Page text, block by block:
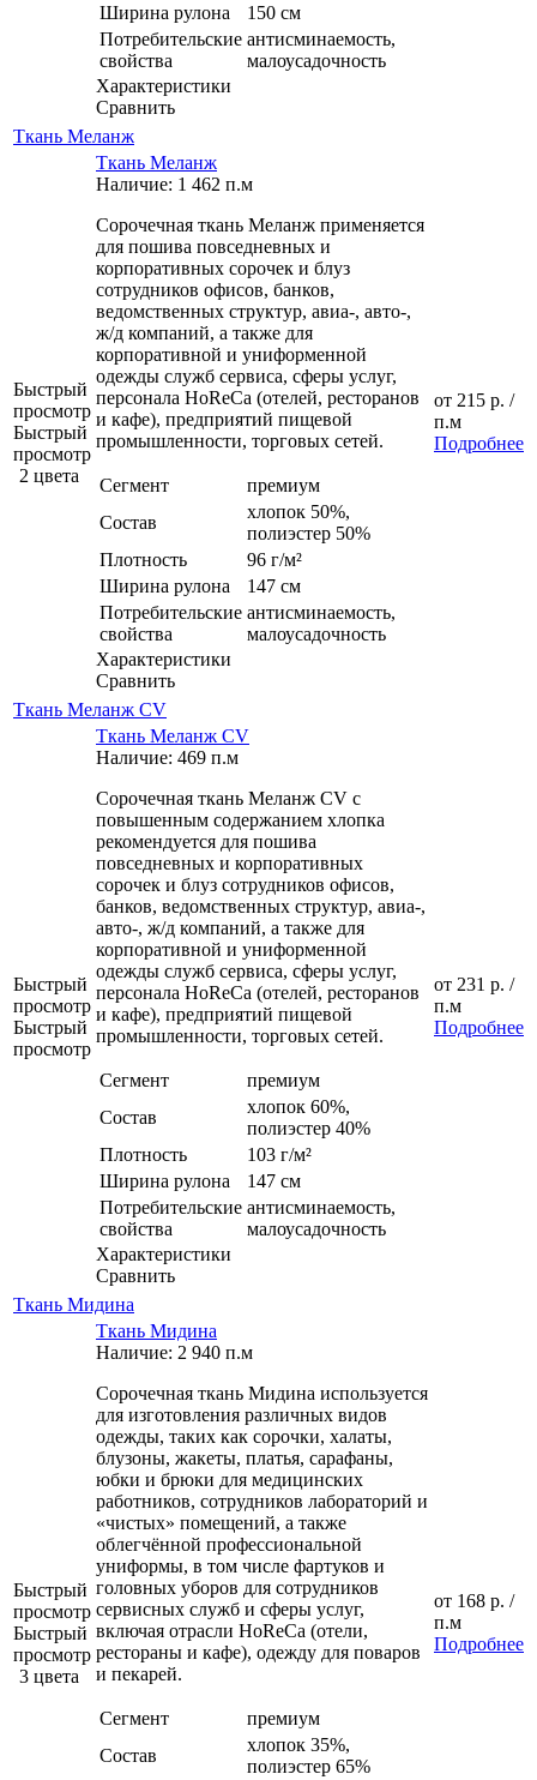
Ширина рулона
150 см
Потребительские
свойства
антисминаемость,
малоусадочность
Характеристики
Сравнить
Ткань Меланж
Быстрый
просмотр
Быстрый
просмотр
2 цвета
Ткань Меланж
Наличие: 1 462 п.м
Сорочечная ткань Меланж применяется
для пошива повседневных и
корпоративных сорочек и блуз
сотрудников офисов, банков,
ведомственных структур, авиа-, авто-,
ж/д компаний, а также для
корпоративной и униформенной
одежды служб сервиса, сферы услуг,
персонала HoReCa (отелей, ресторанов
и кафе), предприятий пищевой
промышленности, торговых сетей.
Сегмент
премиум
Состав
хлопок 50%,
полиэстер 50%
Плотность
96 г/м²
Ширина рулона
147 см
Потребительские
свойства
антисминаемость,
малоусадочность
Характеристики
Сравнить
от 215 р. /
п.м
Подробнее
Ткань Меланж CV
Быстрый
просмотр
Быстрый
просмотр
Ткань Меланж CV
Наличие: 469 п.м
Сорочечная ткань Меланж CV с
повышенным содержанием хлопка
рекомендуется для пошива
повседневных и корпоративных
сорочек и блуз сотрудников офисов,
банков, ведомственных структур, авиа-,
авто-, ж/д компаний, а также для
корпоративной и униформенной
одежды служб сервиса, сферы услуг,
персонала HoReCa (отелей, ресторанов
и кафе), предприятий пищевой
промышленности, торговых сетей.
Сегмент
премиум
Состав
хлопок 60%,
полиэстер 40%
Плотность
103 г/м²
Ширина рулона
147 см
Потребительские
свойства
антисминаемость,
малоусадочность
Характеристики
Сравнить
от 231 р. /
п.м
Подробнее
Ткань Мидина
Быстрый
просмотр
Быстрый
просмотр
3 цвета
Ткань Мидина
Наличие: 2 940 п.м
Сорочечная ткань Мидина используется
для изготовления различных видов
одежды, таких как сорочки, халаты,
блузоны, жакеты, платья, сарафаны,
юбки и брюки для медицинских
работников, сотрудников лабораторий и
«чистых» помещений, а также
облегчённой профессиональной
униформы, в том числе фартуков и
головных уборов для сотрудников
сервисных служб и сферы услуг,
включая отрасли HoReCa (отели,
рестораны и кафе), одежду для поваров
и пекарей.
Сегмент
премиум
Состав
хлопок 35%,
полиэстер 65%
от 168 р. /
п.м
Подробнее